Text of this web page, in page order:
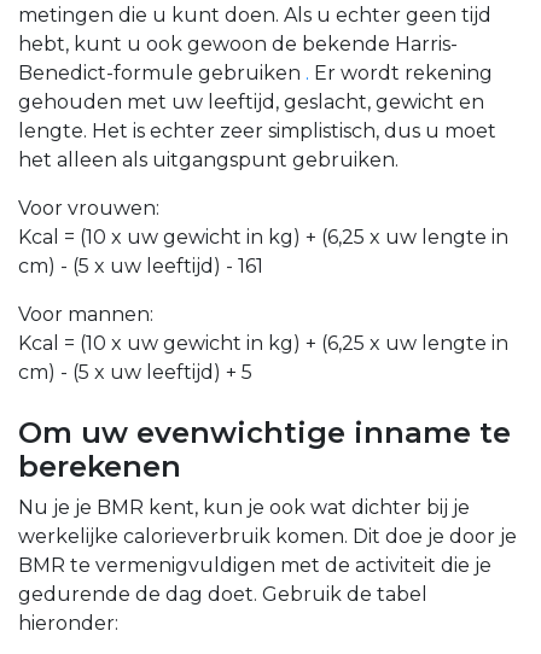
metingen die u kunt doen. Als u echter geen tijd
hebt, kunt u ook gewoon de bekende Harris-
Benedict-formule gebruiken . Er wordt rekening
gehouden met uw leeftijd, geslacht, gewicht en
lengte. Het is echter zeer simplistisch, dus u moet
het alleen als uitgangspunt gebruiken.
Voor vrouwen:
Kcal = (10 x uw gewicht in kg) + (6,25 x uw lengte in
cm) - (5 x uw leeftijd) - 161
Voor mannen:
Kcal = (10 x uw gewicht in kg) + (6,25 x uw lengte in
cm) - (5 x uw leeftijd) + 5
Om uw evenwichtige inname te
berekenen
Nu je je BMR kent, kun je ook wat dichter bij je
werkelijke calorieverbruik komen. Dit doe je door je
BMR te vermenigvuldigen met de activiteit die je
gedurende de dag doet. Gebruik de tabel
hieronder: